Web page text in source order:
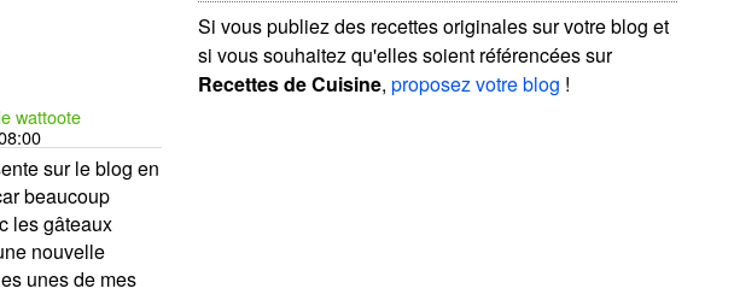
wattoote
sur le blog en
beaucoup
les gâteaux
nouvelle
unes de mes
Si vous publiez des recettes originales sur votre blog et
si vous souhaitez qu'elles soient référencées sur
Recettes de Cuisine,proposez votre blog !